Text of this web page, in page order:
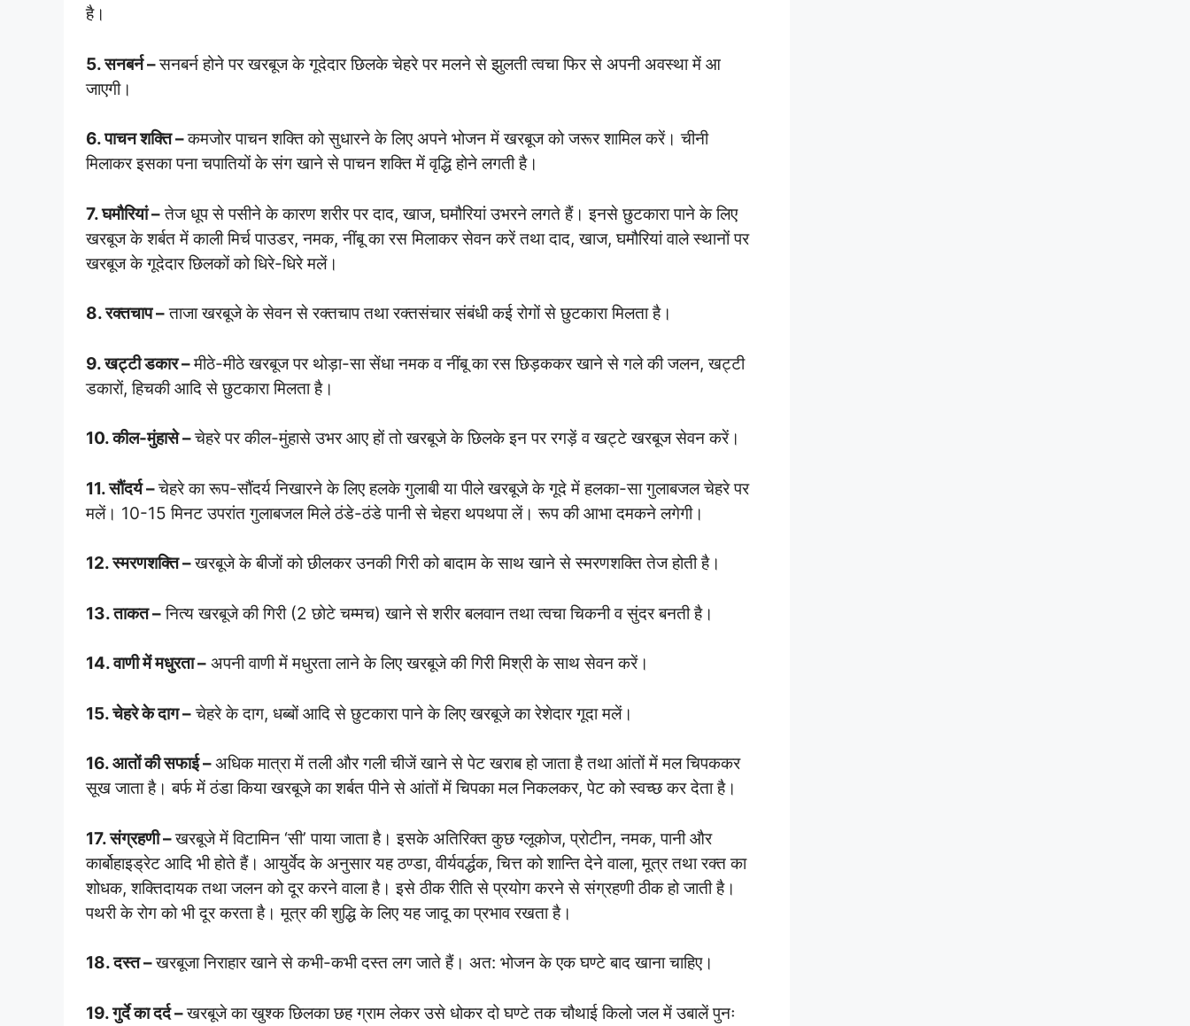
है।
5. सनबर्न –सनबर्न होने पर खरबूज के गूदेदार छिलके चेहरे पर मलने से झुलती त्वचा फिर से अपनी अवस्था में आ
जाएगी।
6. पाचन शक्ति –कमजोर पाचन शक्ति को सुधारने के लिए अपने भोजन में खरबूज को जरूर शामिल करें। चीनी
मिलाकर इसका पना चपातियों के संग खाने से पाचन शक्ति में वृद्धि होने लगती है।
7. घमौरियां –तेज धूप से पसीने के कारण शरीर पर दाद, खाज, घमौरियां उभरने लगते हैं। इनसे छुटकारा पाने के लिए
खरबूज के शर्बत में काली मिर्च पाउडर, नमक, नींबू का रस मिलाकर सेवन करें तथा दाद, खाज, घमौरियां वाले स्थानों पर
खरबूज के गूदेदार छिलकों को धिरे-धिरे मलें।
8. रक्तचाप –ताजा खरबूजे के सेवन से रक्तचाप तथा रक्तसंचार संबंधी कई रोगों से छुटकारा मिलता है।
9. खट्टी डकार –मीठे-मीठे खरबूज पर थोड़ा-सा सेंधा नमक व नींबू का रस छिड़ककर खाने से गले की जलन, खट्टी
डकारों, हिचकी आदि से छुटकारा मिलता है।
10. कील-मुंहासे –चेहरे पर कील-मुंहासे उभर आए हों तो खरबूजे के छिलके इन पर रगड़ें व खट्टे खरबूज सेवन करें।
11. सौंदर्य –चेहरे का रूप-सौंदर्य निखारने के लिए हलके गुलाबी या पीले खरबूजे के गूदे में हलका-सा गुलाबजल चेहरे पर
मलें। 10-15 मिनट उपरांत गुलाबजल मिले ठंडे-ठंडे पानी से चेहरा थपथपा लें। रूप की आभा दमकने लगेगी।
12. स्मरणशक्ति –खरबूजे के बीजों को छीलकर उनकी गिरी को बादाम के साथ खाने से स्मरणशक्ति तेज होती है।
13. ताकत –नित्य खरबूजे की गिरी (2 छोटे चम्मच) खाने से शरीर बलवान तथा त्वचा चिकनी व सुंदर बनती है।
14. वाणी में मधुरता – अपनी वाणी में मधुरता लाने के लिए खरबूजे की गिरी मिश्री के साथ सेवन करें।
15. चेहरे के दाग –चेहरे के दाग, धब्बों आदि से छुटकारा पाने के लिए खरबूजे का रेशेदार गूदा मलें।
16. आतों की सफाई –अधिक मात्रा में तली और गली चीजें खाने से पेट खराब हो जाता है तथा आंतों में मल चिपककर
सूख जाता है। बर्फ में ठंडा किया खरबूजे का शर्बत पीने से आंतों में चिपका मल निकलकर, पेट को स्वच्छ कर देता है।
17. संग्रहणी –खरबूजे में विटामिन ‘सी’ पाया जाता है। इसके अतिरिक्त कुछ ग्लूकोज, प्रोटीन, नमक, पानी और
कार्बोहाइड्रेट आदि भी होते हैं। आयुर्वेद के अनुसार यह ठण्डा, वीर्यवर्द्धक, चित्त को शान्ति देने वाला, मूत्र तथा रक्त का
शोधक, शक्तिदायक तथा जलन को दूर करने वाला है। इसे ठीक रीति से प्रयोग करने से संग्रहणी ठीक हो जाती है।
पथरी के रोग को भी दूर करता है। मूत्र की शुद्धि के लिए यह जादू का प्रभाव रखता है।
18. दस्त –खरबूजा निराहार खाने से कभी-कभी दस्त लग जाते हैं। अत: भोजन के एक घण्टे बाद खाना चाहिए।
19. गुर्दे का दर्द –खरबूजे का खुश्क छिलका छह ग्राम लेकर उसे धोकर दो घण्टे तक चौथाई किलो जल में उबालें पुनः